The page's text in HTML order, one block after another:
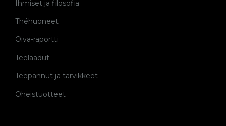
Ihmiset ja filosofia
Théhuoneet
Oiva-raportti
Teelaadut
Teepannut ja tarvikkeet
Oheistuotteet